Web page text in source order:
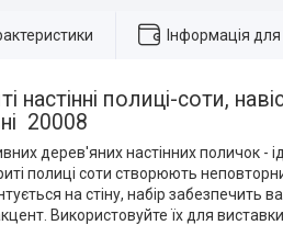
Інформація
настінні полиці-соти,
20008
дерев'яних настінних поличок -
полиці соти створюють
на стіну, набір забезпечить
Використовуйте їх для